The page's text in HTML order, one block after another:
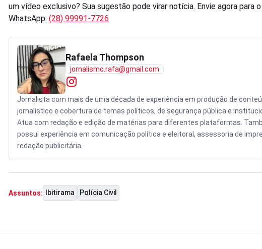
um vídeo exclusivo? Sua sugestão pode virar notícia. Envie agora para
WhatsApp: (28) 99991-7726
Rafaela Thompson
jornalismo.rafa@gmail.com
Jornalista com mais de uma década de experiência em produção de
jornalístico e cobertura de temas políticos, de segurança pública e
Atua com redação e edição de matérias para diferentes plataformas.
possui experiência em comunicação política e eleitoral, assessoria de
redação publicitária.
Assuntos: Ibitirama Polícia Civil